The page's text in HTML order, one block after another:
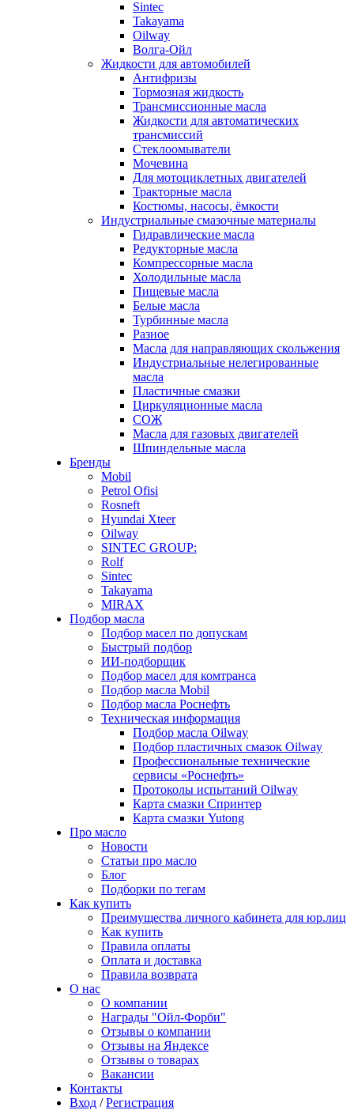
Sintec
Takayama
Oilway
Волга-Ойл
Жидкости для автомобилей
Антифризы
Тормозная жидкость
Трансмиссионные масла
Жидкости для автоматических
трансмиссий
Стеклоомыватели
Мочевина
Для мотоциклетных двигателей
Тракторные масла
Костюмы, насосы, ёмкости
Индустриальные смазочные материалы
Гидравлические масла
Редукторные масла
Компрессорные масла
Холодильные масла
Пищевые масла
Белые масла
Турбинные масла
Разное
Масла для направляющих скольжения
Индустриальные нелегированные
масла
Пластичные смазки
Циркуляционные масла
СОЖ
Масла для газовых двигателей
Шпиндельные масла
Бренды
Mobil
Petrol Ofisi
Rosneft
Hyundai Xteer
Oilway
SINTEC GROUP:
Rolf
Sintec
Takayama
MIRAX
Подбор масла
Подбор масел по допускам
Быстрый подбор
ИИ-подборщик
Подбор масел для комтранса
Подбор масла Mobil
Подбор масла Роснефть
Техническая информация
Подбор масла Oilway
Подбор пластичных смазок Oilway
Профессиональные технические
сервисы «Роснефть»
Протоколы испытаний Oilway
Карта смазки Спринтер
Карта смазки Yutong
Про масло
Новости
Статьи про масло
Блог
Подборки по тегам
Как купить
Преимущества личного кабинета для юр.лиц
Как купить
Правила оплаты
Оплата и доставка
Правила возврата
О нас
О компании
Награды "Ойл-Форби"
Отзывы о компании
Отзывы на Яндексе
Отзывы о товарах
Вакансии
Контакты
Вход / Регистрация